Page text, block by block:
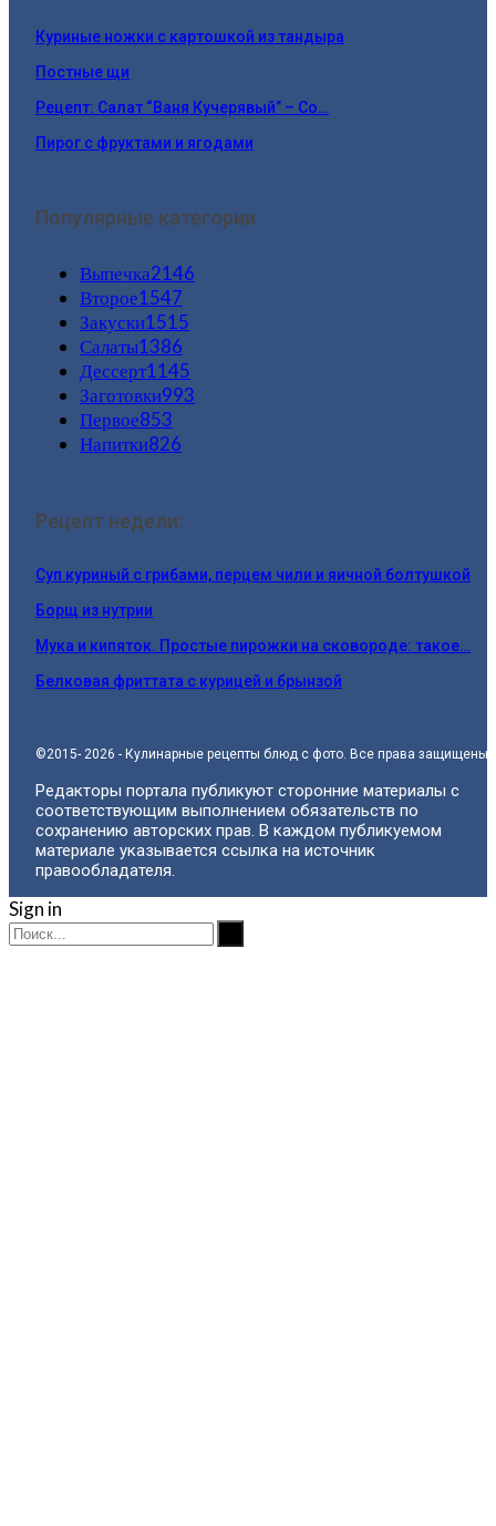
Куриные ножки с картошкой из тандыра
Постные щи
Рецепт: Салат “Ваня Кучерявый” – Со…
Пирог с фруктами и ягодами
Популярные категории
Выпечка2146
Второе1547
Закуски1515
Салаты1386
Дессерт1145
Заготовки993
Первое853
Напитки826
Рецепт недели:
Суп куриный с грибами, перцем чили и яичной болтушкой
Борщ из нутрии
Мука и кипяток. Простые пирожки на сковороде: такое…
Белковая фриттата с курицей и брынзой
©2015- 2026 - Кулинарные рецепты блюд с фото. Все права защищены.
Редакторы портала публикуют сторонние материалы с
соответствующим выполнением обязательств по
сохранению авторских прав. В каждом публикуемом
материале указывается ссылка на источник
правообладателя.
Sign in